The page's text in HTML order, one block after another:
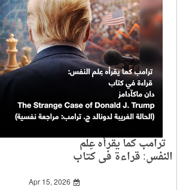
ترامب كما يقرأه عِلم
النفس: قراءة في كتاب
دان ماكآدامز
Apr 15, 2026